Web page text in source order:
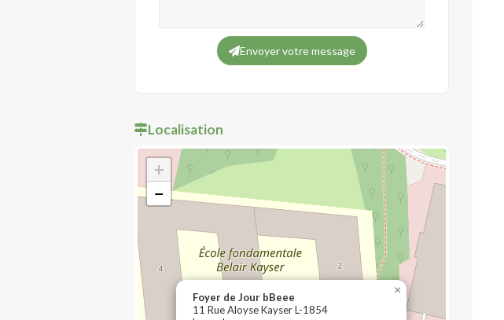
Envoyer votre message
Localisation
Foyer de Jour bBeee
11 Rue Aloyse Kayser L-1854
×
+
−